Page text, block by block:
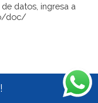
datos, ingresa a
doc/